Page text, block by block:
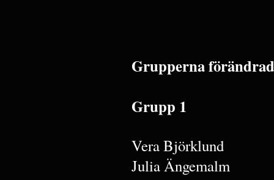
Grupperna
Grupp 1
Vera Björklund
Julia Ängemalm